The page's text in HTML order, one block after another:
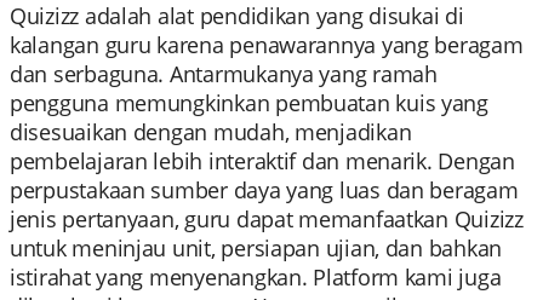
Quizizz adalah alat pendidikan yang disukai di
kalangan guru karena penawarannya yang beragam
dan serbaguna. Antarmukanya yang ramah
pengguna memungkinkan pembuatan kuis yang
disesuaikan dengan mudah, menjadikan
pembelajaran lebih interaktif dan menarik. Dengan
perpustakaan sumber daya yang luas dan beragam
jenis pertanyaan, guru dapat memanfaatkan Quizizz
untuk meninjau unit, persiapan ujian, dan bahkan
istirahat yang menyenangkan. Platform kami juga